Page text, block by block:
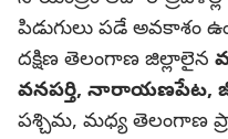
పిడుగులు పడే అవకాశం
దక్షిణ తెలంగాణ జిల్లాలైన
వనపర్తి, నారాయణపేట,
పశ్చిమ, మధ్య తెలంగాణ